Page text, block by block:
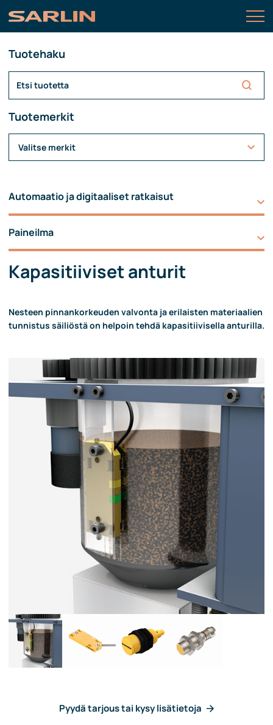
Tuotehaku
Tuotemerkit
Valitse merkit
Automaatio ja digitaaliset ratkaisut
Paineilma
Kapasitiiviset anturit
Nesteen pinnankorkeuden valvonta ja erilaisten materiaalien
tunnistus säiliöstä on helpoin tehdä kapasitiivisella anturilla.
Pyydä tarjous tai kysy lisätietoja